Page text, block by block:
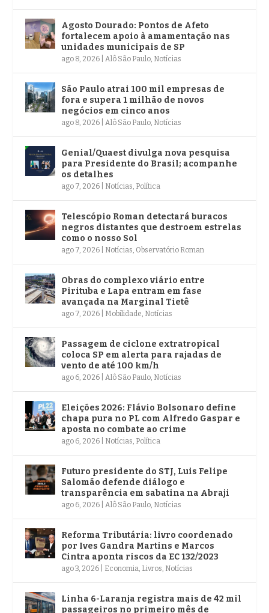
Agosto Dourado: Pontos de Afeto
fortalecem apoio à amamentação nas
unidades municipais de SP
ago 8, 2026 Alô São Paulo Notícias
São Paulo atrai 100 mil empresas de
fora e supera 1 milhão de novos
negócios em cinco anos
ago 8, 2026 Alô São Paulo Notícias
Genial/Quaest divulga nova pesquisa
para Presidente do Brasil; acompanhe
os detalhes
ago 7, 2026 Notícias Política
Telescópio Roman detectará buracos
negros distantes que destroem estrelas
como o nosso Sol
ago 7, 2026 Notícias Observatório Roman
Obras do complexo viário entre
Pirituba e Lapa entram em fase
avançada na Marginal Tietê
ago 7, 2026 Mobilidade Notícias
Passagem de ciclone extratropical
coloca SP em alerta para rajadas de
vento de até 100 km/h
ago 6, 2026 Alô São Paulo Notícias
Eleições 2026: Flávio Bolsonaro define
chapa pura no PL com Alfredo Gaspar e
aposta no combate ao crime
ago 6, 2026 Notícias Política
Futuro presidente do STJ, Luis Felipe
Salomão defende diálogo e
transparência em sabatina na Abraji
ago 6, 2026 Alô São Paulo Notícias
Reforma Tributária: livro coordenado
por Ives Gandra Martins e Marcos
Cintra aponta riscos da EC 132/2023
ago 3, 2026 Economia Livros Notícias
Linha 6-Laranja registra mais de 42 mil
passageiros no primeiro mês de